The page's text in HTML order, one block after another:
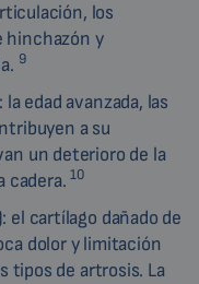
los
hinchazón y
9
edad avanzada, las
a su
un deterioro de la
cadera.10
el cartílago dañado de
dolor y limitación
tipos de artrosis. La